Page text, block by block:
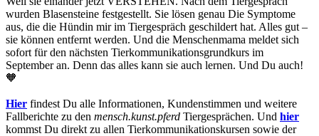
wurden Blasensteine festgestellt. Sie lösen genau Die Symptome
aus, die die Hündin mir im Tiergespräch geschildert hat. Alles gut –
sie können entfernt werden. Und die Menschenmama meldet sich
sofort für den nächsten Tierkommunikationsgrundkurs im
September an. Denn das alles kann sie auch lernen. Und Du auch!
🧡
Hier findest Du alle Informationen, Kundenstimmen und weitere
Fallberichte zu den mensch.kunst.pferd Tiergesprächen. Und hier
kommst Du direkt zu allen Tierkommunikationskursen sowie der